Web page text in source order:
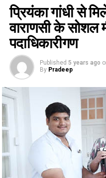
प्रियंका गांधी से
वाराणसी के सोशल
पदाधिकारीगण
Published 5 years ago
By Pradeep